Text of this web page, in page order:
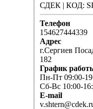
СДЕК | КОД:
Телефон
154627444339
Адрес
г.Сергиев
182
График
Пн-Пт 09:00-
Сб-Вс 10:00-
E-mail